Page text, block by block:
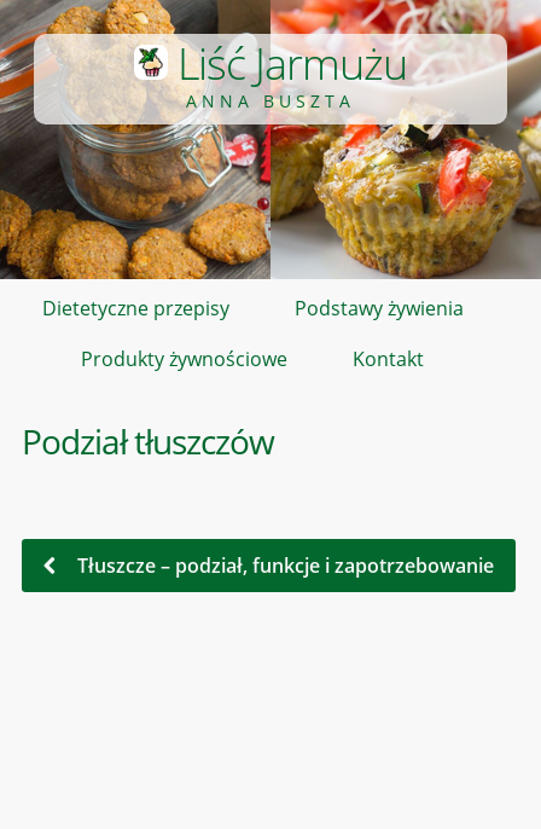
Liść Jarmużu
ANNA BUSZTA
Dietetyczne przepisy
Podstawy żywienia
Produkty żywnościowe
Kontakt
Podział tłuszczów
Tłuszcze – podział, funkcje i zapotrzebowanie